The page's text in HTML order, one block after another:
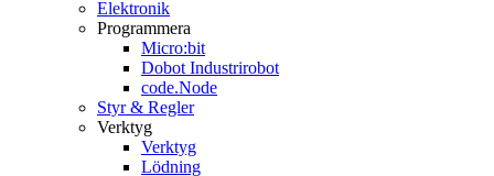
Elektronik
Programmera
Micro:bit
Dobot Industrirobot
code.Node
Styr & Regler
Verktyg
Verktyg
Lödning